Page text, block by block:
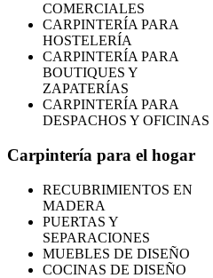
COMERCIALES
CARPINTERÍA PARA
HOSTELERÍA
CARPINTERÍA PARA
BOUTIQUES Y
ZAPATERÍAS
CARPINTERÍA PARA
DESPACHOS Y OFICINAS
Carpintería para el hogar
RECUBRIMIENTOS EN
MADERA
PUERTAS Y
SEPARACIONES
MUEBLES DE DISEÑO
COCINAS DE DISEÑO